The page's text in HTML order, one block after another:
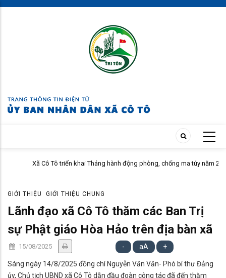
Skip
Xã Cô Tô triển khai Tháng hành động phòng, chống ma túy năm 2026
GIỚI THIỆU GIỚI THIỆU CHUNG
Lãnh đạo xã Cô Tô thăm các Ban Trị
sự Phật giáo Hòa Hảo trên địa bàn xã
15/08/2025 - aA +
Sáng ngày 14/8/2025 đồng chí Nguyễn Văn Văn- Phó bí thư Đảng
ủy, Chủ tịch UBND xã Cô Tô dẫn đầu đoàn công tác đã đến thăm